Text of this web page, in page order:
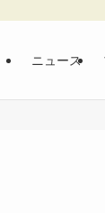
ニュース